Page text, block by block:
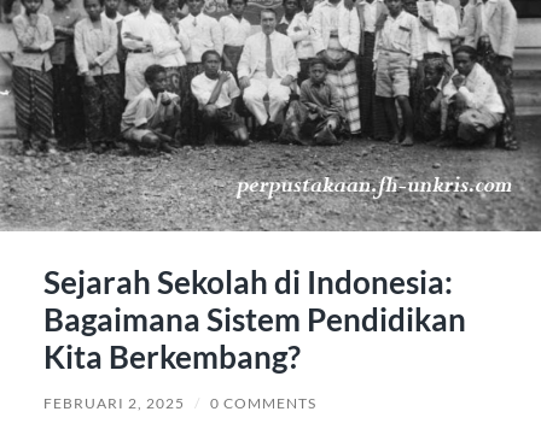
Sejarah Sekolah di Indonesia:
Bagaimana Sistem Pendidikan
Kita Berkembang?
FEBRUARI 2, 2025 / 0 COMMENTS